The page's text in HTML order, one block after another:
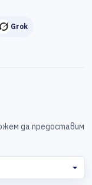
Grok
да предоставим